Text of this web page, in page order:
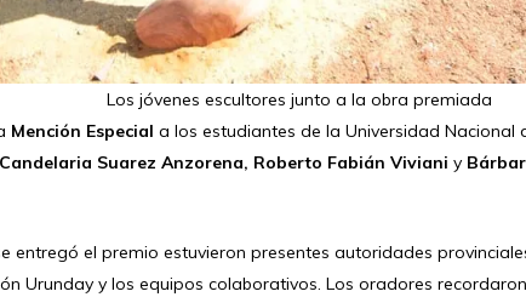
Los jóvenes escultores junto a la obra premiada
Mención Especial a los estudiantes de la Universidad Nacional
Suarez Anzorena, Roberto Fabián Viviani y
entregó el premio estuvieron presentes autoridades
Urunday y los equipos colaborativos. Los oradores